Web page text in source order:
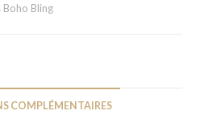
Boho Bling
COMPLÉMENTAIRES